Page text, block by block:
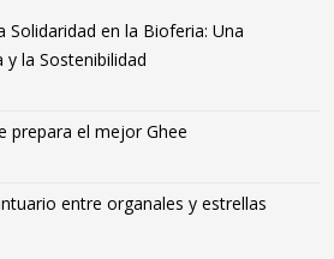
Solidaridad en la Bioferia: Una
y la Sostenibilidad
prepara el mejor Ghee
entre organales y estrellas